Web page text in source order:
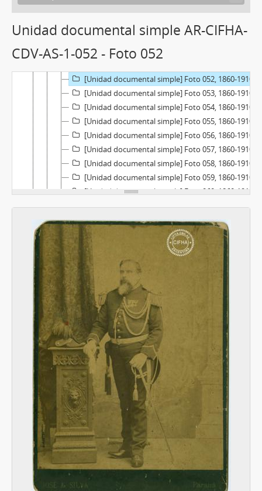
Unidad documental simple AR-CIFHA-
CDV-AS-1-052 - Foto 052
[Unidad documental simple] Foto 048, 1860-1910
[Unidad documental simple] Foto 049, 1860-1910
[Unidad documental simple] Foto 050, 1860-1910
[Unidad documental simple] Foto 052, 1860-1910
[Unidad documental simple] Foto 053, 1860-1910
[Unidad documental simple] Foto 054, 1860-1910
[Unidad documental simple] Foto 055, 1860-1910
[Unidad documental simple] Foto 056, 1860-1910
[Unidad documental simple] Foto 057, 1860-1910
[Unidad documental simple] Foto 058, 1860-1910
[Unidad documental simple] Foto 059, 1860-1910
[Unidad documental simple] Foto 060, 1860-1910
[Unidad documental simple] Foto 061, 1860-1910
[Subserie] Subserie 2, 1860-1910
[Subserie] Subserie 3, 1860-1910
[Subserie] Subserie 4, 1860-1910
[Subserie] Subserie 5, 1860-1910
[Serie] Serie Lanus, 1850-1930
[Serie] Pangol, 1860-1910